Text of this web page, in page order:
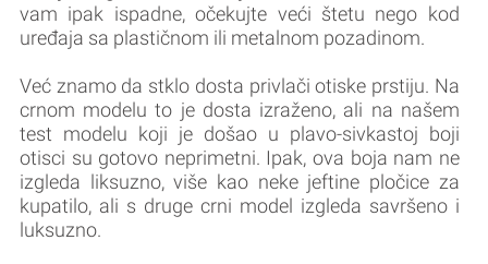
vam ipak ispadne, očekujte veći štetu nego kod
uređaja sa plastičnom ili metalnom pozadinom.
Već znamo da stklo dosta privlači otiske prstiju. Na
crnom modelu to je dosta izraženo, ali na našem
test modelu koji je došao u plavo-sivkastoj boji
otisci su gotovo neprimetni. Ipak, ova boja nam ne
izgleda liksuzno, više kao neke jeftine pločice za
kupatilo, ali s druge crni model izgleda savršeno i
luksuzno.